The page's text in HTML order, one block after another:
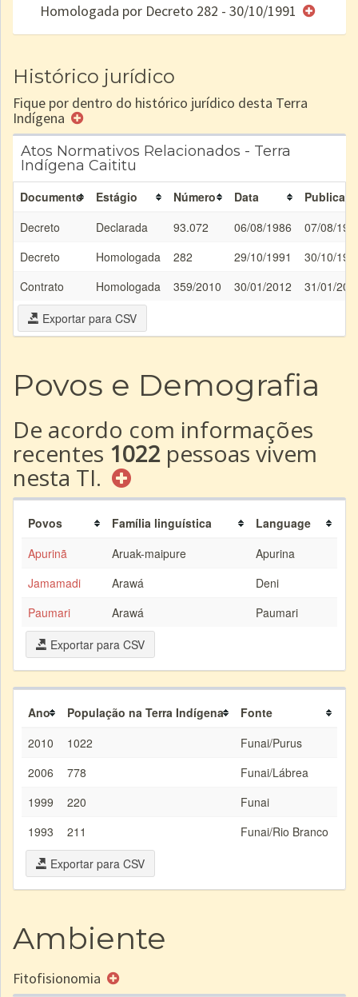
e/ou
Homologada por Decreto 282 - 30/10/1991
Histórico jurídico
Fique por dentro do histórico jurídico desta Terra
Indígena
Atos Normativos Relacionados - Terra
Indígena Caititu
Documento Estágio Número Data
Decreto
Declarada 93.072 06/08/1986
07/08/
Decreto
Homologada 282 29/10/1991
30/10/
Contrato
Homologada 359/2010 30/01/2012
31/01/
Exportar para CSV
Povos e Demografia
De acordo com informações
recentes 1022 pessoas vivem
nesta TI.
Povos Família linguística
Language
Apurinã
Aruak-maipure
Apurina
Jamamadi
Arawá
Deni
Paumari
Arawá
Paumari
Exportar para CSV
Ano População na Terra Indígena
Fonte
2010
1022
Funai/Purus
2006
778
Funai/Lábrea
1999
220
Funai
1993
211
Funai/Rio Branco
Exportar para CSV
Ambiente
Fitofisionomia